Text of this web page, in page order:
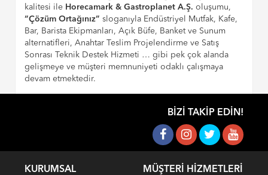
kalitesi ile Horecamark & Gastroplanet A.Ş. oluşumu,
“Çözüm Ortağınız” sloganıyla Endüstriyel Mutfak, Kafe,
Bar, Barista Ekipmanları, Açık Büfe, Banket ve Sunum
alternatifleri, Anahtar Teslim Projelendirme ve Satış
Sonrası Teknik Destek Hizmeti … gibi pek çok alanda
gelişmeye ve müşteri memnuniyeti odaklı çalışmaya
devam etmektedir.
BIZI TAKIP EDIN!
KURUMSAL MÜŞTERI HIZMETLERI